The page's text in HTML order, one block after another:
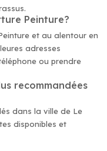
Peinture?
et au alentour en
adresses
ou prendre
recommandées
dans la ville de Le
disponibles et